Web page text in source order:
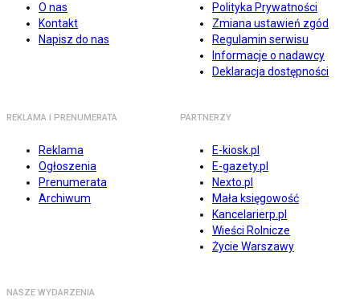
O nas
Kontakt
Napisz do nas
Polityka Prywatności
Zmiana ustawień zgód
Regulamin serwisu
Informacje o nadawcy
Deklaracja dostępności
REKLAMA I PRENUMERATA
Reklama
Ogłoszenia
Prenumerata
Archiwum
PARTNERZY
E-kiosk.pl
E-gazety.pl
Nexto.pl
Mała księgowość
Kancelarierp.pl
Wieści Rolnicze
Życie Warszawy
NASZE WYDARZENIA